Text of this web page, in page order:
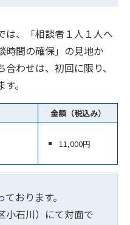
は、「相談者１人１人へ
時間の確保」の見地か
わせは、初回に限り、
。
金額（税込み）
11,000円
おります。
小石川）にて対面で